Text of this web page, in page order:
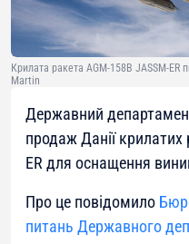
Крилата ракета AGM-158B JASSM-
Martin
Державний
продаж Данії крилатих
ER для оснащення
Про це повідомило
питань Державного